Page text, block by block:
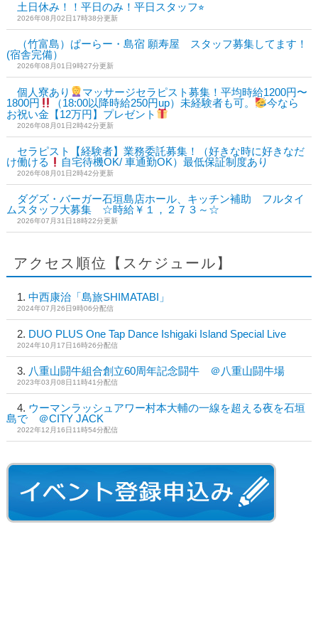
土日休み！！平日のみ！平日スタッフ⭐︎
2026年08月02日17時38分更新
（竹富島）ぱーらー・島宿 願寿屋 スタッフ募集してます！
(宿舎完備）
2026年08月01日9時27分更新
個人寮あり
マッサージセラピスト募集！平均時給1200円〜
1800円
（18:00以降時給250円up）未経験者も可。
今なら
お祝い金【12万円】プレゼント
2026年08月01日2時42分更新
セラピスト【経験者】業務委託募集！（好きな時に好きなだ
け働ける
自宅待機OK/ 車通勤OK）最低保証制度あり
2026年08月01日2時42分更新
ダグズ・バーガー石垣島店ホール、キッチン補助 フルタイ
ムスタッフ大募集 ☆時給￥１，２７３～☆
2026年07月31日18時22分更新
アクセス順位【スケジュール】
中西康治「島旅SHIMATABI」
2024年07月26日9時06分配信
DUO PLUS One Tap Dance Ishigaki Island Special Live
2024年10月17日16時26分配信
八重山闘牛組合創立60周年記念闘牛 ＠八重山闘牛場
2023年03月08日11時41分配信
ウーマンラッシュアワー村本大輔の一線を超える夜を石垣
島で ＠CITY JACK
2022年12月16日11時54分配信